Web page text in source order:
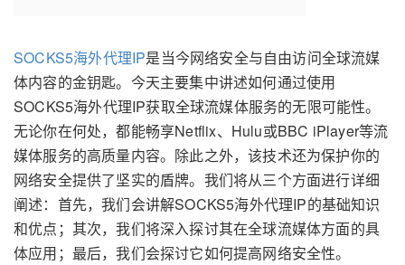
SOCKS5海外代理IP是当今网络安全与自由访问全球流媒
体内容的金钥匙。今天主要集中讲述如何通过使用
SOCKS5海外代理IP获取全球流媒体服务的无限可能性。
无论你在何处，都能畅享Netflix、Hulu或BBC iPlayer等流
媒体服务的高质量内容。除此之外，该技术还为保护你的
网络安全提供了坚实的盾牌。我们将从三个方面进行详细
阐述：首先，我们会讲解SOCKS5海外代理IP的基础知识
和优点；其次，我们将深入探讨其在全球流媒体方面的具
体应用；最后，我们会探讨它如何提高网络安全性。